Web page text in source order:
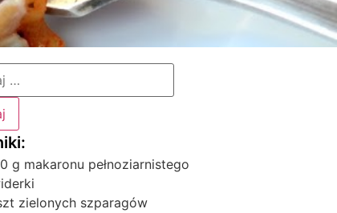
g makaronu pełnoziarnistego
zielonych szparagów